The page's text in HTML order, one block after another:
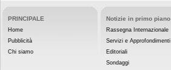
PRINCIPALE
Home
Pubblicità
Chi siamo
Notizie in primo piano
Rassegna Internazionale
Servizi e Approfondimenti
Editoriali
Sondaggi